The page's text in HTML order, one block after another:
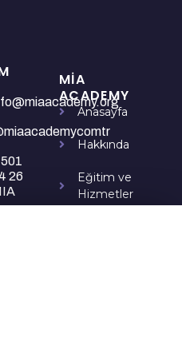
26
MIA
ACADEMY
Anasayfa
Hakkında
Eğitim ve
Hizmetler